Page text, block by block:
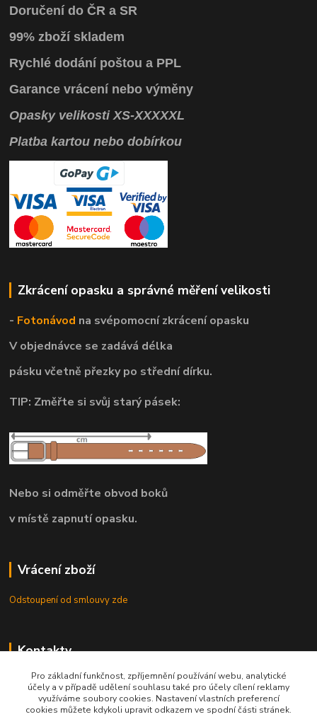
Doručení do ČR a SR
99% zboží skladem
Rychlé dodání poštou a PPL
Garance vrácení nebo výměny
OpaskyvelikostiXS-XXXXXL
Platba kartou nebo dobírkou
Zkrácení opasku a správné měření velikosti
- Fotonávod na svépomocnízkrácení opasku
V objednávce se zadává délka
pásku včetně přezky po střední dírku.
TIP: Změřte si svůj starý pásek:
Nebo si odměřte obvod boků
v místě zapnutí opasku.
Vrácení zboží
Odstoupení od smlouvy zde
Kontakty
8.00 - 22.00 / info@opasky.biz
Pro základní funkčnost, zpříjemnění používání webu, analytické
účely a v případě udělení souhlasu také pro účely cílení reklamy
využíváme soubory cookies. Nastavení vlastních preferencí
cookies můžete kdykoli upravit odkazem ve spodní části stránek.